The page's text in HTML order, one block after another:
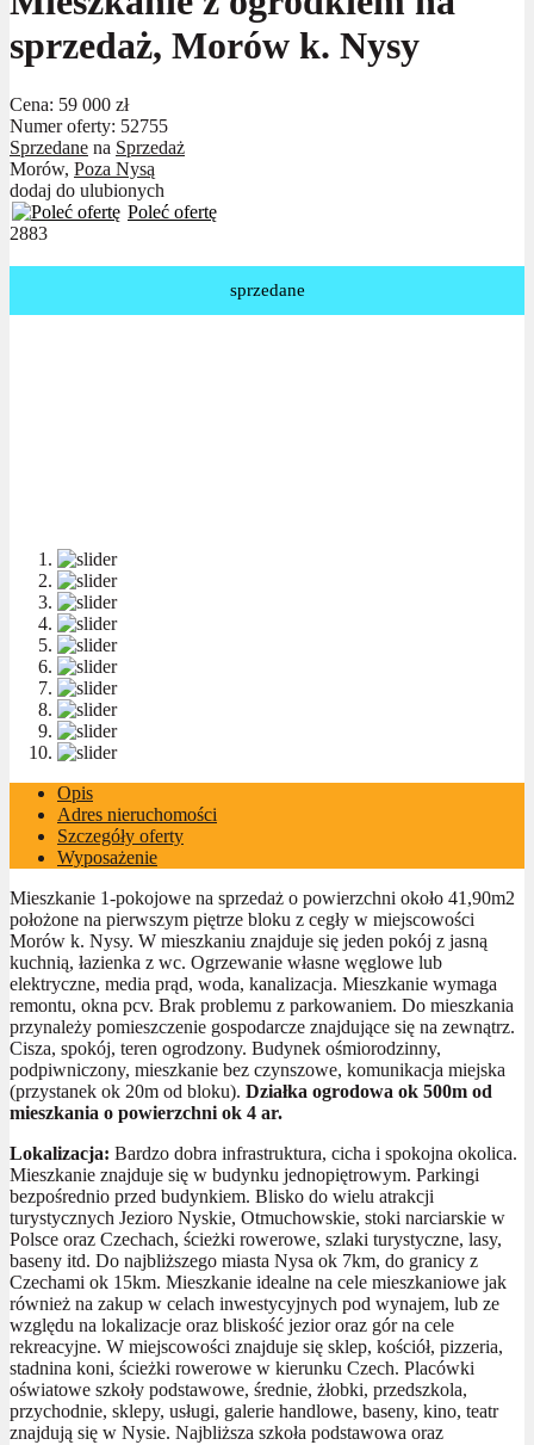
sprzedaż, Morów k. Nysy
Cena: 59 000 zł
Numer oferty: 52755
Sprzedane na Sprzedaż
Morów, Poza Nysą
dodaj do ulubionych
Poleć ofertę
2883
sprzedane
Opis
Adres nieruchomości
Szczegóły oferty
Wyposażenie
Mieszkanie 1-pokojowe na sprzedaż o powierzchni około 41,90m2
położone na pierwszym piętrze bloku z cegły w miejscowości
Morów k. Nysy. W mieszkaniu znajduje się jeden pokój z jasną
kuchnią, łazienka z wc. Ogrzewanie własne węglowe lub
elektryczne, media prąd, woda, kanalizacja. Mieszkanie wymaga
remontu, okna pcv. Brak problemu z parkowaniem. Do mieszkania
przynależy pomieszczenie gospodarcze znajdujące się na zewnątrz.
Cisza, spokój, teren ogrodzony. Budynek ośmiorodzinny,
podpiwniczony, mieszkanie bez czynszowe, komunikacja miejska
(przystanek ok 20m od bloku). Działka ogrodowa ok 500m od
mieszkania o powierzchni ok 4 ar.
Lokalizacja: Bardzo dobra infrastruktura, cicha i spokojna okolica.
Mieszkanie znajduje się w budynku jednopiętrowym. Parkingi
bezpośrednio przed budynkiem. Blisko do wielu atrakcji
turystycznych Jezioro Nyskie, Otmuchowskie, stoki narciarskie w
Polsce oraz Czechach, ścieżki rowerowe, szlaki turystyczne, lasy,
baseny itd. Do najbliższego miasta Nysa ok 7km, do granicy z
Czechami ok 15km. Mieszkanie idealne na cele mieszkaniowe jak
również na zakup w celach inwestycyjnych pod wynajem, lub ze
względu na lokalizacje oraz bliskość jezior oraz gór na cele
rekreacyjne. W miejscowości znajduje się sklep, kościół, pizzeria,
stadnina koni, ścieżki rowerowe w kierunku Czech. Placówki
oświatowe szkoły podstawowe, średnie, żłobki, przedszkola,
przychodnie, sklepy, usługi, galerie handlowe, baseny, kino, teatr
znajdują się w Nysie. Najbliższa szkoła podstawowa oraz